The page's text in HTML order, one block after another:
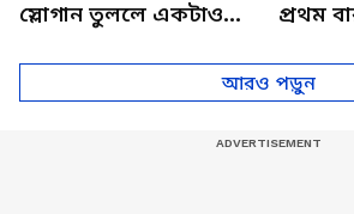
স্লোগান তুললে একটাও
প্রথম
আরও পড়ুন